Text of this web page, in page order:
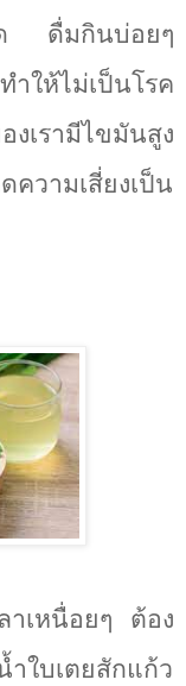
ด ดื่มกินบ่อยๆ
ให้ไม่เป็นโรค
งเรามีไขมันสูง
ความเสี่ยงเป็น
าเหนื่อยๆ ต้อง
ำใบเตยสักแก้ว